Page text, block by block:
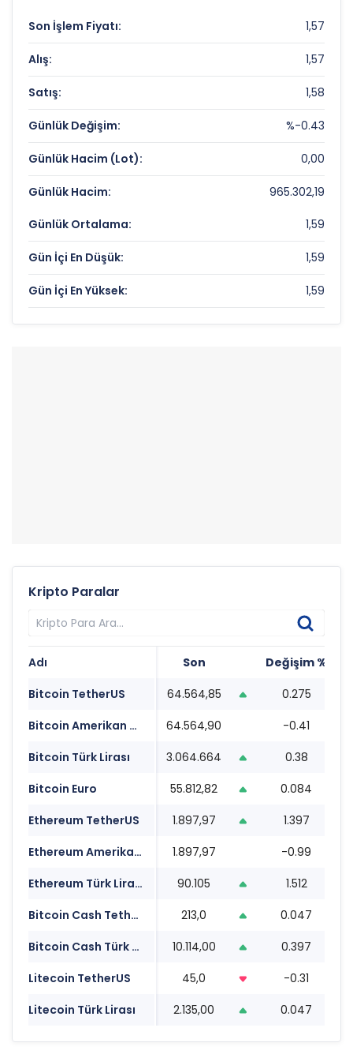
Son İşlem Fiyatı: 1,57
Alış: 1,57
Satış: 1,58
Günlük Değişim: %-0.43
Günlük Hacim (Lot): 0,00
Günlük Hacim: 965.302,19
Günlük Ortalama: 1,59
Gün İçi En Düşük: 1,59
Gün İçi En Yüksek: 1,59
Kripto Paralar
Adı Son Değişim %
Bitcoin TetherUS
64.564,85 0.275
Bitcoin Amerikan Doları
64.564,90 -0.41
Bitcoin Türk Lirası
3.064.664 0.38
Bitcoin Euro
55.812,82 0.084
Ethereum TetherUS
1.897,97 1.397
Ethereum Amerikan Doları
1.897,97 -0.99
Ethereum Türk Lirası
90.105 1.512
Bitcoin Cash TetherUS
213,0 0.047
Bitcoin Cash Türk Lirası
10.114,00 0.397
Litecoin TetherUS
45,0 -0.31
Litecoin Türk Lirası
2.135,00 0.047